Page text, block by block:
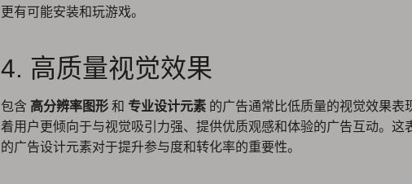
更有可能安装和玩游戏。
4. 高质量视觉效果
包含 高分辨率图形 和 专业设计元素 的广告通常比低质量的视觉效果表
着用户更倾向于与视觉吸引力强、提供优质观感和体验的广告互动。这
的广告设计元素对于提升参与度和转化率的重要性。